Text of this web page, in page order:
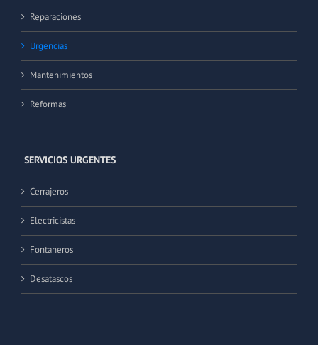
Reparaciones
Urgencias
Mantenimientos
Reformas
SERVICIOS URGENTES
Cerrajeros
Electricistas
Fontaneros
Desatascos